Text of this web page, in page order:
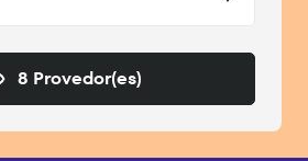
8 Provedor(es)